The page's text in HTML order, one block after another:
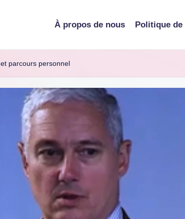
À propos de nous Politique
parcours personnel